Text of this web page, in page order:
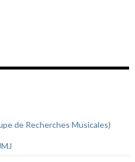
de Recherches Musicales)